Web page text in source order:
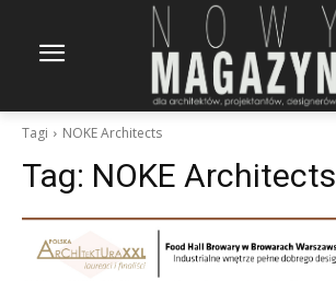
Tagi NOKE Architects
Tag: NOKE Architects